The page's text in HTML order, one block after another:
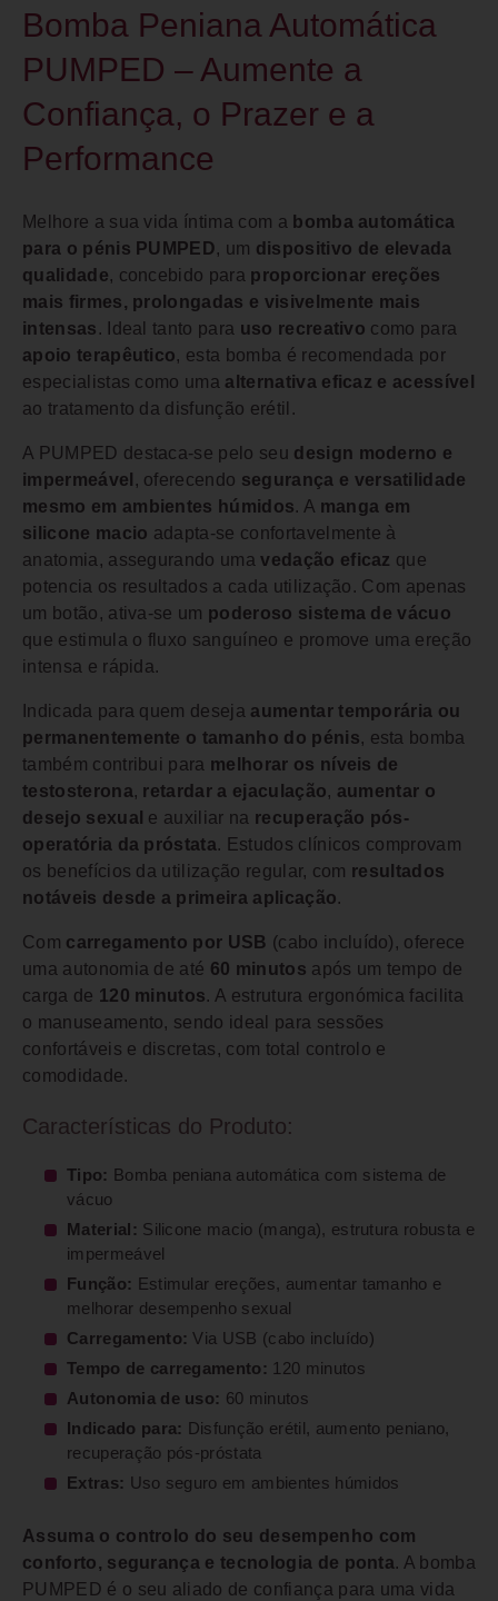
Bomba Peniana Automática
PUMPED – Aumente a
Confiança, o Prazer e a
Performance
Melhore a sua vida íntima com a bomba automática
para o pénis PUMPED, um dispositivo de elevada
qualidade, concebido para proporcionar ereções
mais firmes, prolongadas e visivelmente mais
intensas . Ideal tanto para uso recreativo como para
apoio terapêutico, esta bomba é recomendada por
especialistas como uma alternativa eficaz e acessível
ao tratamento da disfunção erétil.
A PUMPED destaca-se pelo seu design moderno e
impermeável , oferecendo segurança e versatilidade
mesmo em ambientes húmidos. A manga em
silicone macio adapta-se confortavelmente à
anatomia, assegurando umavedação eficaz que
potencia os resultados a cada utilização. Com apenas
um botão, ativa-se um poderoso sistema de vácuo
que estimula o fluxo sanguíneo e promove uma ereção
intensa e rápida.
Indicada para quem deseja aumentar temporária ou
permanentemente o tamanho do pénis, esta bomba
também contribui para melhorar os níveis de
testosterona, retardar a ejaculação, aumentar o
desejo sexual e auxiliar na recuperação pós-
operatória da próstata. Estudos clínicos comprovam
os benefícios da utilização regular, com resultados
notáveis desde a primeira aplicação.
Com carregamento por USB (cabo incluído), oferece
uma autonomia de até 60 minutos após um tempo de
carga de 120 minutos. A estrutura ergonómica facilita
o manuseamento, sendo ideal para sessões
confortáveis e discretas, com total controlo e
comodidade.
Características do Produto:
Tipo:
Bomba peniana automática com sistema de
vácuo
Material: Silicone macio (manga), estrutura robusta e
impermeável
Função:
Estimular ereções, aumentar tamanho e
melhorar desempenho sexual
Carregamento: Via USB (cabo incluído)
Tempo de carregamento: 120 minutos
Autonomia de uso: 60 minutos
Indicado para:
Disfunção erétil, aumento peniano,
recuperação pós-próstata
Extras: Uso seguro em ambientes húmidos
Assuma o controlo do seu desempenho com
conforto, segurança e tecnologia de ponta. A bomba
PUMPED é o seu aliado de confiança para uma vida